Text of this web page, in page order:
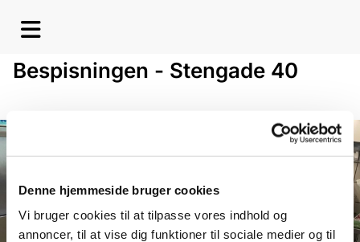
Denne hjemmeside bruger cookies
Vi bruger cookies til at tilpasse vores indhold og
annoncer, til at vise dig funktioner til sociale medier og til
Bespisningen - Stengade 40